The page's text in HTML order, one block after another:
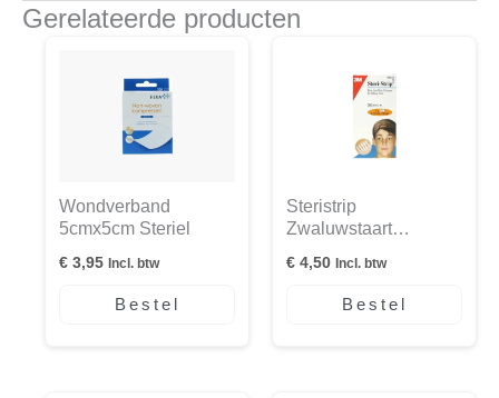
Gerelateerde producten
Wondverband
5cmx5cm Steriel
€ 3,95 Incl. btw
Bestel
Steristrip
Zwaluwstaart
€ 4,50 Incl. btw
Bestel